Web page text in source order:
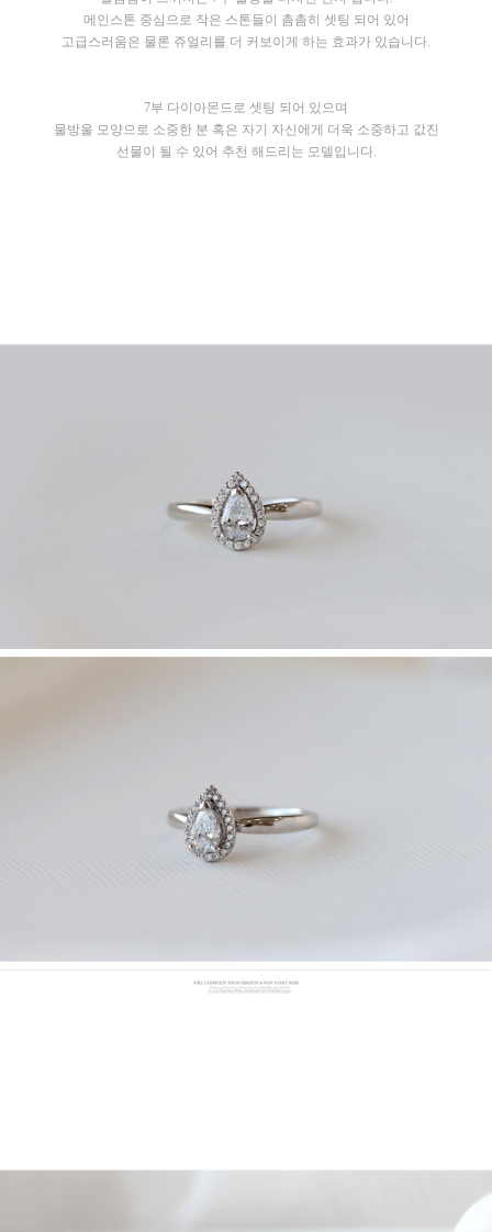
메인스톤 중심으로 작은 스톤들이 촘촘히 셋팅 되어 있어
고급스러움은 물론 쥬얼리를 더 커보이게 하는 효과가 있습니다.
7부 다이아몬드로 셋팅 되어 있으며
물방울 모양으로 소중한 분 혹은 자기 자신에게 더욱 소중하고 값진
선물이 될 수 있어 추천 해드리는 모델입니다.